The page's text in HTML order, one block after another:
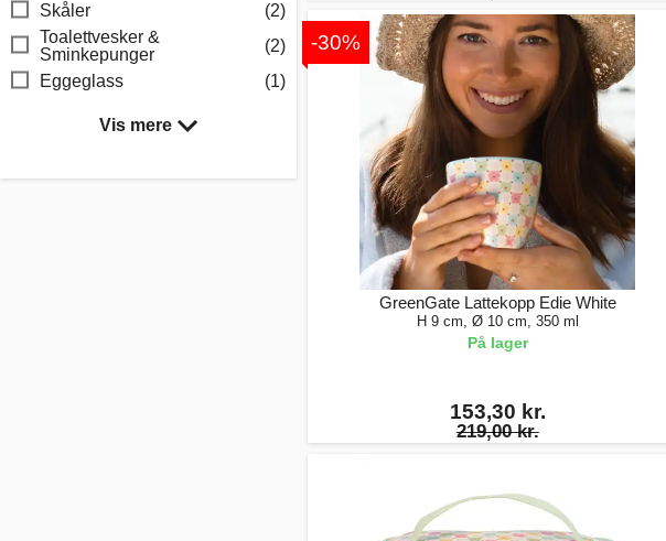
Skåler
(2)
Toalettvesker &
Sminkepunger
(2)
Eggeglass
(1)
Vis mere
-30%
GreenGate Lattekopp Edie White
H 9 cm, Ø 10 cm, 350 ml
På lager
153,30 kr.
219,00 kr.